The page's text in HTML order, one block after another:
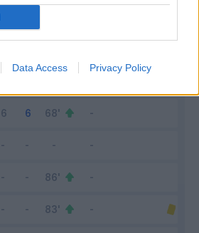
Data Access Privacy Policy